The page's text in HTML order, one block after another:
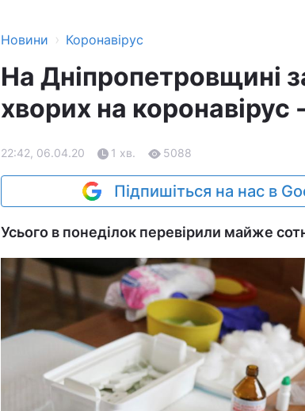
Новини › Коронавірус
На Дніпропетровщині
хворих на
22:42, 06.04.20 1 хв. 5088
Підпишіться на нас в
Усього в понеділок перевірили майже